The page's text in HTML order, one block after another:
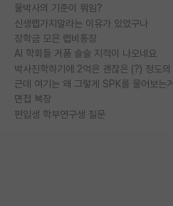
물박사의 기준이 뭐임?
신생랩가지말라는 이유가 있었구나
장학금 모은 랩비통장
AI 학회들 거품 슬슬 지적이 나오네요
근데 여기는 왜 그렇게 SPK를 물어보는
면접 복장
편입생 학부연구생 질문